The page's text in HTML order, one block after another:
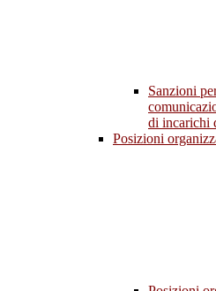
Sanzioni
di incarichi
Posizioni